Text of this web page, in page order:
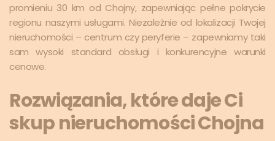
promieniu 30 km od Chojny, zapewniając pełne pokrycie
regionu naszymi usługami. Niezależnie od lokalizacji Twojej
nieruchomości – centrum czy peryferie – zapewniamy taki
sam wysoki standard obsługi i konkurencyjne warunki
cenowe.
Rozwiązania, które daje Ci
skup nieruchomości Chojna